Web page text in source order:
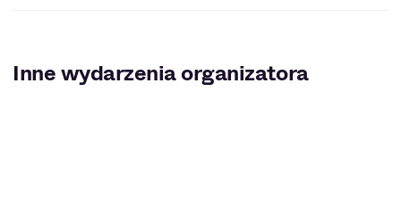
Inne wydarzenia organizatora